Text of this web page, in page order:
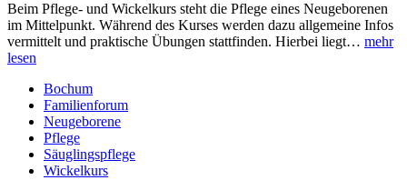
Beim Pflege- und Wickelkurs steht die Pflege eines Neugeborenen
im Mittelpunkt. Während des Kurses werden dazu allgemeine Infos
vermittelt und praktische Übungen stattfinden. Hierbei liegt… mehr
lesen
Bochum
Familienforum
Neugeborene
Pflege
Säuglingspflege
Wickelkurs